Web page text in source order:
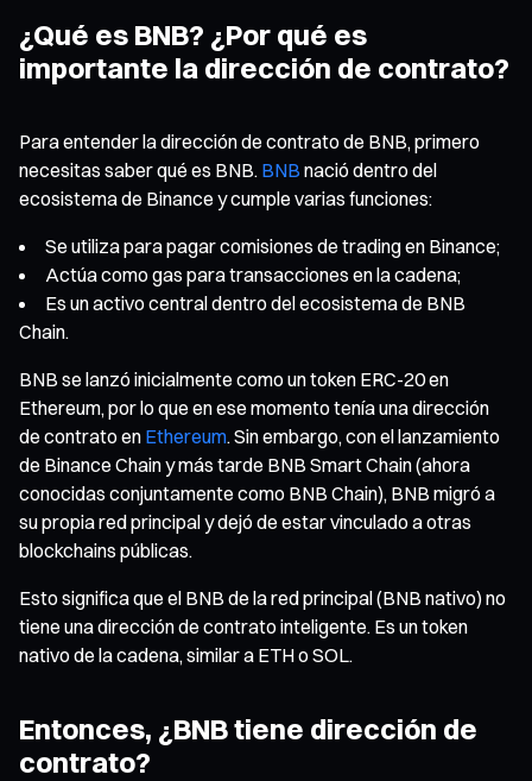
¿Qué es BNB? ¿Por qué es
importante la dirección de contrato?
Para entender la dirección de contrato de BNB, primero
necesitas saber qué es BNB. BNB nació dentro del
ecosistema de Binance y cumple varias funciones:
Se utiliza para pagar comisiones de trading en Binance;
Actúa como gas para transacciones en la cadena;
Es un activo central dentro del ecosistema de BNB
Chain.
BNB se lanzó inicialmente como un token ERC-20 en
Ethereum, por lo que en ese momento tenía una dirección
de contrato en Ethereum. Sin embargo, con el lanzamiento
de Binance Chain y más tarde BNB Smart Chain (ahora
conocidas conjuntamente como BNB Chain), BNB migró a
su propia red principal y dejó de estar vinculado a otras
blockchains públicas.
Esto significa que el BNB de la red principal (BNB nativo) no
tiene una dirección de contrato inteligente. Es un token
nativo de la cadena, similar a ETH o SOL.
Entonces, ¿BNB tiene dirección de
contrato?